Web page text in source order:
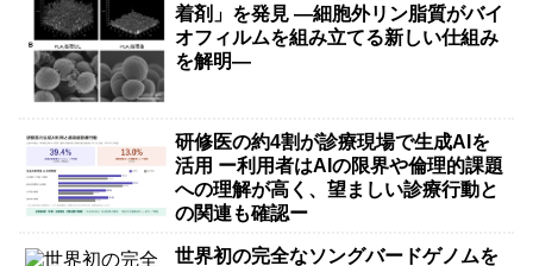
着剤」を発見 ―細胞外リン脂質がバイ
オフィルムを組み立てる新しい仕組み
を解明―
研修医の約4割が診療現場で生成AIを
活用 ー利用者はAIの限界や倫理的課題
への理解が高く、望ましい診療行動と
の関連も確認ー
世界初の完全なソングバードゲノムを